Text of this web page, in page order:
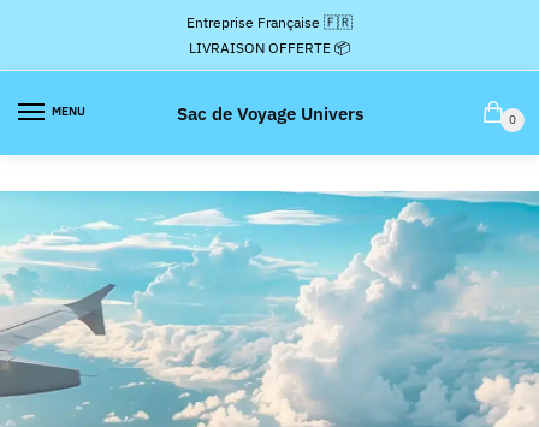
Entreprise Française 🇫🇷
LIVRAISON OFFERTE 📦
MENU Sac de Voyage Univers 0